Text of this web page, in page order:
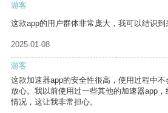
游客
这款app的用户群体非常庞大，我可以结识到
2025-01-08
游客
这款加速器app的安全性很高，使用过程中
放心。我以前使用过一些其他的加速器app
情况，这让我非常担心。